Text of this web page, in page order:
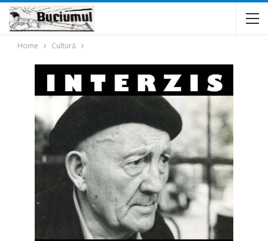
Home Cultură